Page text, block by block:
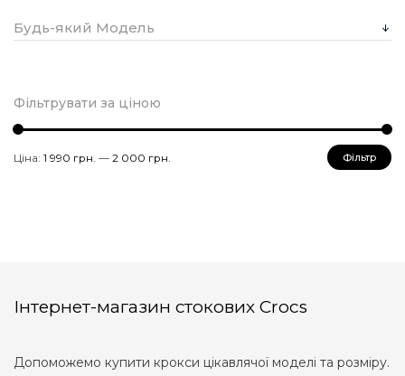
Будь-який Модель
Фільтрувати за ціною
Мінімальна
Найбільша
Фільтр
Ціна: 1 990 грн. — 2 000 грн.
Інтернет-магазин стокових Crocs
Допоможемо купити крокси цікавлячої моделі та розміру.